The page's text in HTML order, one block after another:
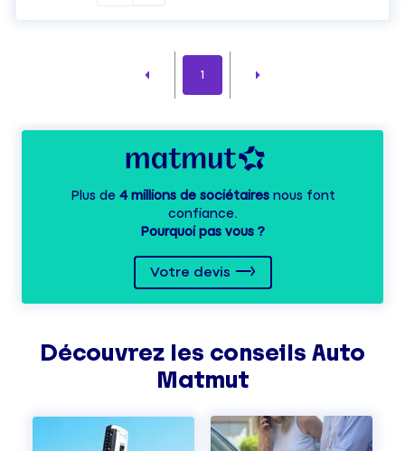
1
Plus de 4 millions de sociétairesnous font
confiance.
Pourquoi pas vous ?
Votre devis
Découvrez les conseils Auto
Matmut